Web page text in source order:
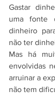
Gastar
uma fonte
dinheiro
não ter
Mas há
envolvidas
arruinar a
não tem